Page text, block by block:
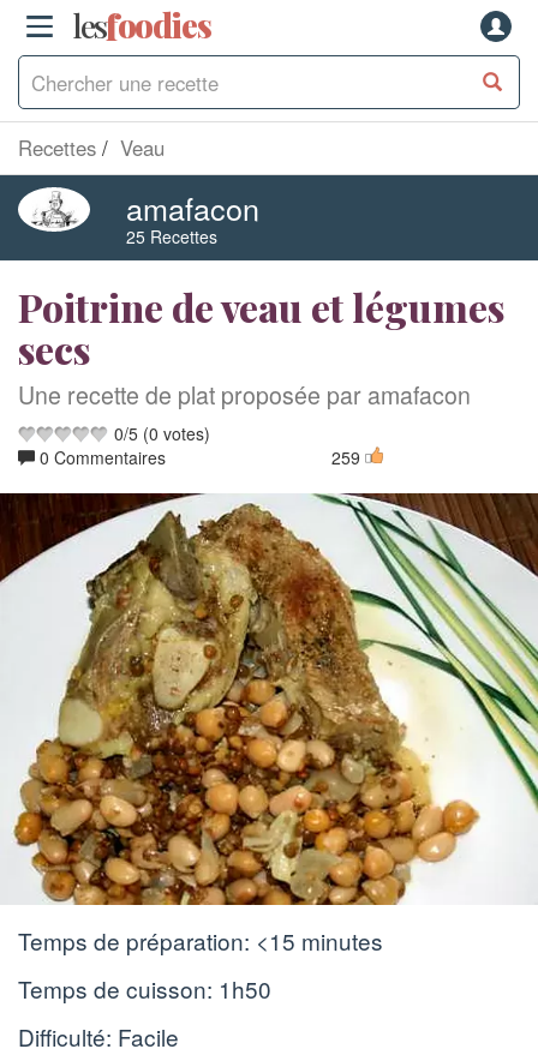
lesfoodies
Recettes Veau
amafacon
25 Recettes
Poitrine de veau et légumes
secs
Une recette de plat proposée par amafacon
0/5 (0 votes)
0 Commentaires
259
Temps de préparation: <15 minutes
Temps de cuisson: 1h50
Difficulté: Facile